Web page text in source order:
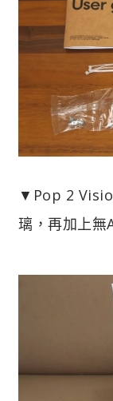
▼Pop 2
璃，再加上無